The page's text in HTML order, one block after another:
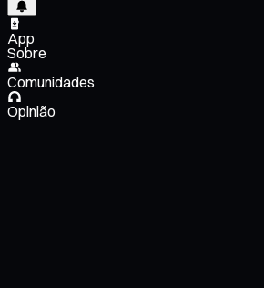
App
Sobre
Comunidades
Opinião